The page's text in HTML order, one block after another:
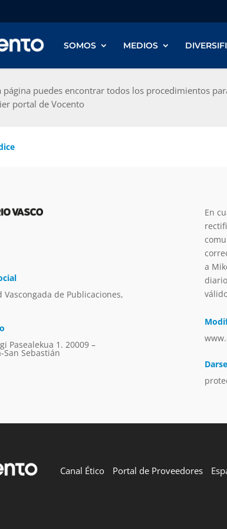
SOMOS MEDIOS
página puedes encontrar todos los procedimientos
portal de Vocento
Vascongada de Publicaciones,
Pasealekua 1. 20009 –
San Sebastián
En
a
Canal Ético Portal de Proveedores